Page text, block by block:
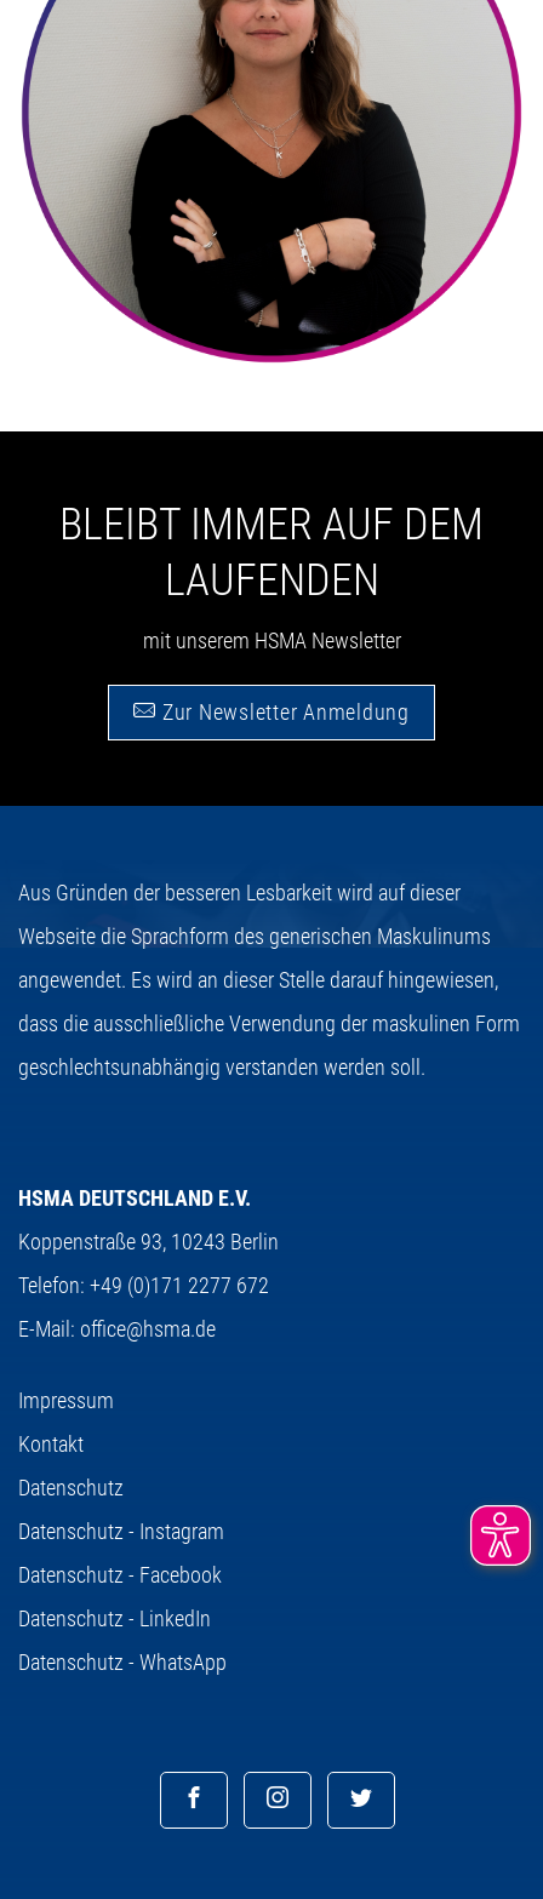
BLEIBT IMMER AUF DEM
LAUFENDEN
mit unserem HSMA Newsletter
Zur Newsletter Anmeldung
Aus Gründen der besseren Lesbarkeit wird auf dieser
Webseite die Sprachform des generischen Maskulinums
angewendet. Es wird an dieser Stelle darauf hingewiesen,
dass die ausschließliche Verwendung der maskulinen Form
geschlechtsunabhängig verstanden werden soll.
HSMA DEUTSCHLAND E.V.
Koppenstraße 93, 10243 Berlin
Telefon: +49 (0)171 2277 672
E-Mail: office@hsma.de
Impressum
Kontakt
Datenschutz
Datenschutz - Instagram
Datenschutz - Facebook
Datenschutz - LinkedIn
Datenschutz - WhatsApp